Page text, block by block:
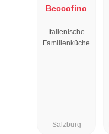
Beccofino
Italienische
Familienküche
Salzburg